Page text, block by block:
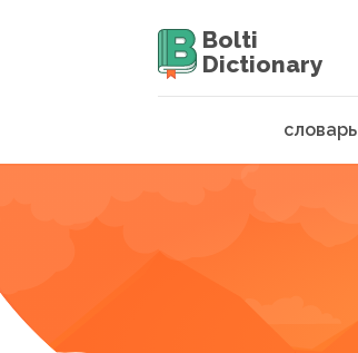
Bolti
Dictionary
словарь